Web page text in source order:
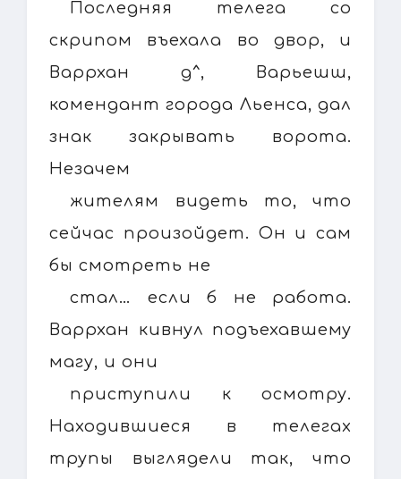
Последняя телега со
скрипом въехала во двор, и
Варрхан д^, Варьешш,
комендант города Льенса, дал
знак закрывать ворота.
Незачем
жителям видеть то, что
сейчас произойдет. Он и сам
бы смотреть не
стал… если б не работа.
Варрхан кивнул подъехавшему
магу, и они
приступили к осмотру.
Находившиеся в телегах
трупы выглядели так, что